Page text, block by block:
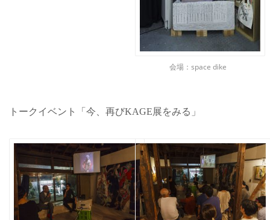
会場：space dike
トークイベント「今、再びKAGE展をみる」